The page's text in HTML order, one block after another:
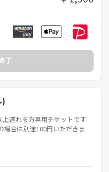
了
)
遅れる方専用チケットです
合は別途100円いただきま